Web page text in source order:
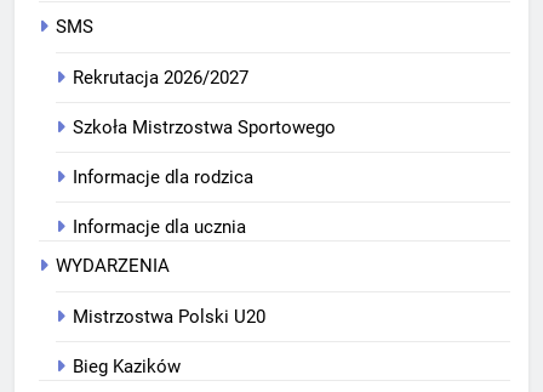
SMS
Rekrutacja 2026/2027
Szkoła Mistrzostwa Sportowego
Informacje dla rodzica
Informacje dla ucznia
WYDARZENIA
Mistrzostwa Polski U20
Bieg Kazików